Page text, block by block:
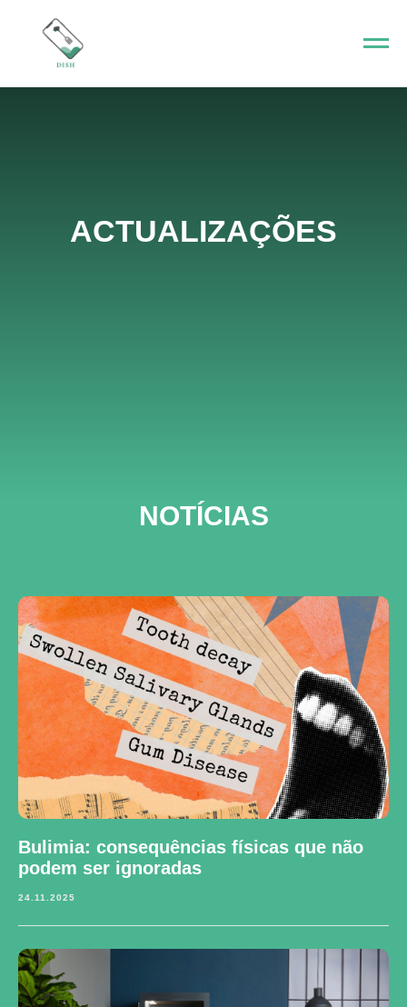
ACTUALIZAÇÕES
NOTÍCIAS
Bulimia: consequências físicas que não
podem ser ignoradas
24.11.2025